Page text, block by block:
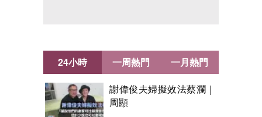
24小時
謝偉俊夫婦擬效法蔡瀾｜
周顯
一周熱門 一月熱門